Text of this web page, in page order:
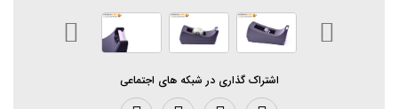
اشتراک گذاری در شبکه های اجتماعی